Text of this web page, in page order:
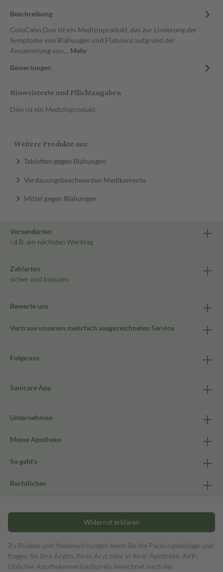
Beschreibung
ColoCalm Duo ist ein Medizinprodukt, das zur Linderung der
Symptome von Blähungen und Flatulenz aufgrund der
Ansammlung von… Mehr
Bewertungen
Hinweistexte und Pflichtangaben
Dies ist ein Medizinprodukt.
Weitere Produkte aus:
Tabletten gegen Blähungen
Verdauungsbeschwerden Medikamente
Mittel gegen Blähungen
Versandarten
i.d.R. am nächsten Werktag
Zahlarten
sicher und bequem
Bewerte uns
Vertraue unserem mehrfach ausgezeichneten Service
Folge uns
Sanicare App
Unternehmen
Meine Apotheke
So geht's
Rechtliches
Widerruf erklären
Zu Risiken und Nebenwirkungen lesen Sie die Packungsbeilage und
fragen Sie Ihre Ärztin, Ihren Arzt oder in Ihrer Apotheke. AVP:
Üblicher Apothekenverkaufspreis berechnet nach der